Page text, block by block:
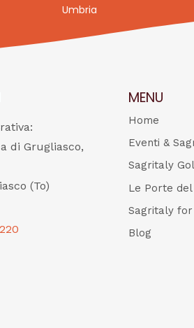
Umbria
di Grugliasco,
(To)
MENU
Home
Eventi &
Sagritaly
Le Porte
Sagritaly for
Blog